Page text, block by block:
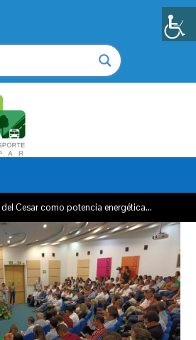
del Cesar como potencia energética…